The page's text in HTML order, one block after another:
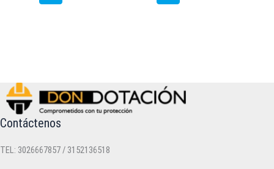
pueden
elegir
página
Contáctenos
TEL: 3026667857 / 3152136518